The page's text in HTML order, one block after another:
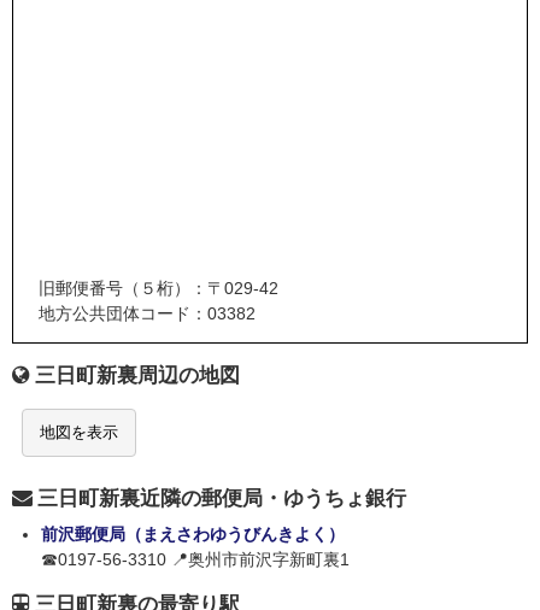
旧郵便番号（５桁）：〒029-42
地方公共団体コード：03382
三日町新裏周辺の地図
地図を表示
三日町新裏近隣の郵便局・ゆうちょ銀行
前沢郵便局（まえさわゆうびんきよく）
☎0197-56-3310 📍奥州市前沢字新町裏1
三日町新裏の最寄り駅